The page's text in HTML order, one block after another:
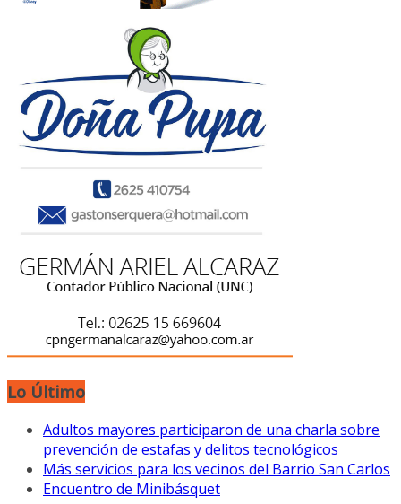
Lo Último
Adultos mayores participaron de una charla sobre
prevención de estafas y delitos tecnológicos
Más servicios para los vecinos del Barrio San Carlos
Encuentro de Minibásquet